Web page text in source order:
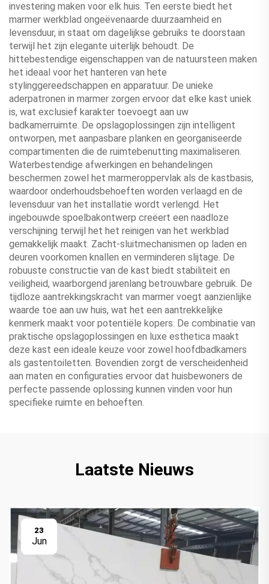
investering maken voor elk huis. Ten eerste biedt het
marmer werkblad ongeëvenaarde duurzaamheid en
levensduur, in staat om dagelijkse gebruiks te doorstaan
terwijl het zijn elegante uiterlijk behoudt. De
hittebestendige eigenschappen van de natuursteen maken
het ideaal voor het hanteren van hete
stylinggereedschappen en apparatuur. De unieke
aderpatronen in marmer zorgen ervoor dat elke kast uniek
is, wat exclusief karakter toevoegt aan uw
badkamerruimte. De opslagoplossingen zijn intelligent
ontworpen, met aanpasbare planken en georganiseerde
compartimenten die de ruimtebenutting maximaliseren.
Waterbestendige afwerkingen en behandelingen
beschermen zowel het marmeroppervlak als de kastbasis,
waardoor onderhoudsbehoeften worden verlaagd en de
levensduur van het installatie wordt verlengd. Het
ingebouwde spoelbakontwerp creëert een naadloze
verschijning terwijl het het reinigen van het werkblad
gemakkelijk maakt. Zacht-sluitmechanismen op laden en
deuren voorkomen knallen en verminderen slijtage. De
robuuste constructie van de kast biedt stabiliteit en
veiligheid, waarborgend jarenlang betrouwbare gebruik. De
tijdloze aantrekkingskracht van marmer voegt aanzienlijke
waarde toe aan uw huis, wat het een aantrekkelijke
kenmerk maakt voor potentiële kopers. De combinatie van
praktische opslagoplossingen en luxe esthetica maakt
deze kast een ideale keuze voor zowel hoofdbadkamers
als gastentoiletten. Bovendien zorgt de verscheidenheid
aan maten en configuraties ervoor dat huisbewoners de
perfecte passende oplossing kunnen vinden voor hun
specifieke ruimte en behoeften.
Laatste Nieuws
23
Jun